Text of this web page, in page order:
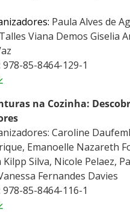
Paula Alves de
Viana Demos Giselia
978-85-8464-129-1
na Cozinha:
Caroline
Emanoelle Nazareth
Silva, Nicole Pelaez,
Fernandes Davies
85-8464-116-1